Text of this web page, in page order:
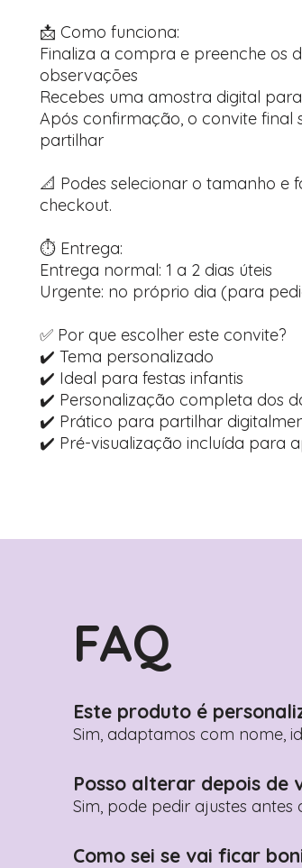
📩 Como funciona:
Finaliza a compra e preenche os
observações
Recebes uma amostra digital
Após confirmação, o convite final
partilhar
📐 Podes selecionar o tamanho e
checkout.
⏱️ Entrega:
Entrega normal: 1 a 2 dias úteis
Urgente: no próprio dia (para
✅ Por que escolher este convite?
✔️ Tema personalizado
✔️ Ideal para festas infantis
✔️ Personalização completa dos
✔️ Prático para partilhar
✔️ Pré-visualização incluída para
FAQ
Este produto é
Sim, adaptamos com nome,
Posso alterar depois de
Sim, pode pedir ajustes
Como sei se vai ficar